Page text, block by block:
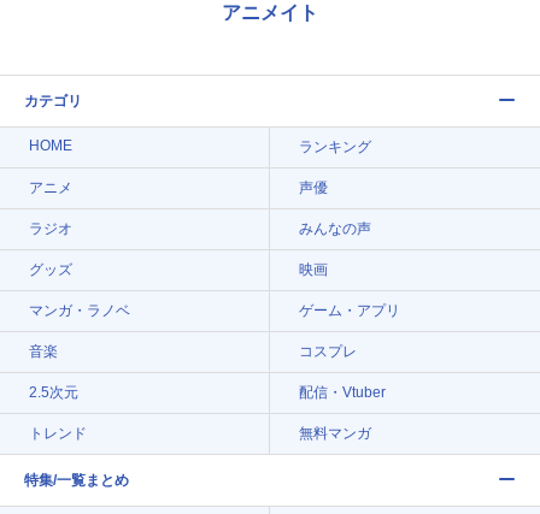
アニメイト
カテゴリ
HOME ランキング
アニメ 声優
ラジオ みんなの声
グッズ 映画
マンガ・ラノベ ゲーム・アプリ
音楽 コスプレ
2.5次元 配信・Vtuber
トレンド 無料マンガ
特集/一覧まとめ